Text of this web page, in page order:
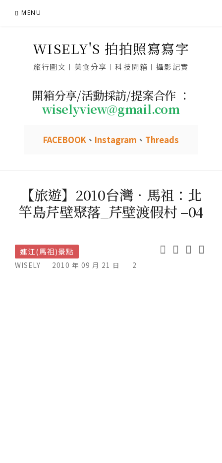
MENU
WISELY'S 拍拍照寫寫字
旅行圖文︱美食分享︱科技開箱︱攝影記實
開箱分享/活動採訪/提案合作 ：
wiselyview@gmail.com
FACEBOOK 、 Instagram 、 Threads
【旅遊】2010台灣．馬祖：北
竿島芹壁聚落_芹壁渡假村 –04
連江(馬祖)景點
WISELY 2010 年 09 月 21 日 2